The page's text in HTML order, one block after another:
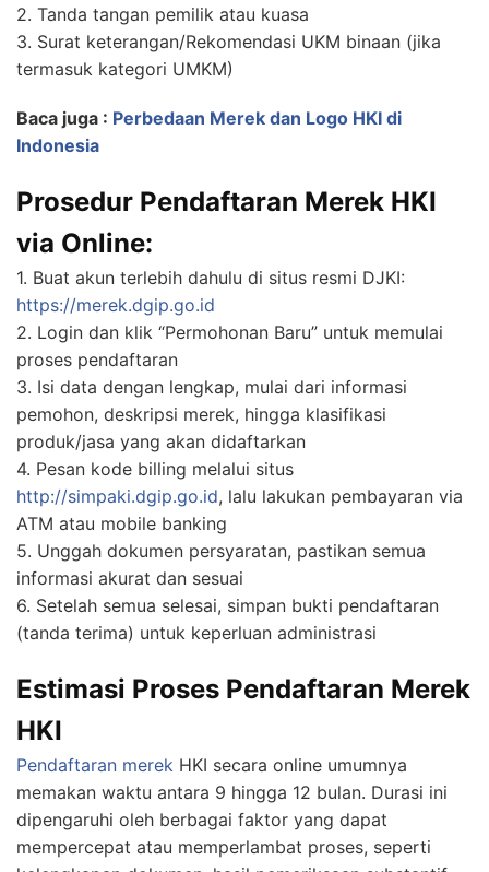
2. Tanda tangan pemilik atau kuasa
3. Surat keterangan/Rekomendasi UKM binaan (jika
termasuk kategori UMKM)
Baca juga : Perbedaan Merek dan Logo HKI di
Indonesia
Prosedur Pendaftaran Merek HKI
via Online:
1. Buat akun terlebih dahulu di situs resmi DJKI:
https://merek.dgip.go.id
2. Login dan klik “Permohonan Baru” untuk memulai
proses pendaftaran
3. Isi data dengan lengkap, mulai dari informasi
pemohon, deskripsi merek, hingga klasifikasi
produk/jasa yang akan didaftarkan
4. Pesan kode billing melalui situs
http://simpaki.dgip.go.id, lalu lakukan pembayaran via
ATM atau mobile banking
5. Unggah dokumen persyaratan, pastikan semua
informasi akurat dan sesuai
6. Setelah semua selesai, simpan bukti pendaftaran
(tanda terima) untuk keperluan administrasi
Estimasi Proses Pendaftaran Merek
HKI
Pendaftaran merek HKI secara online umumnya
memakan waktu antara 9 hingga 12 bulan. Durasi ini
dipengaruhi oleh berbagai faktor yang dapat
mempercepat atau memperlambat proses, seperti